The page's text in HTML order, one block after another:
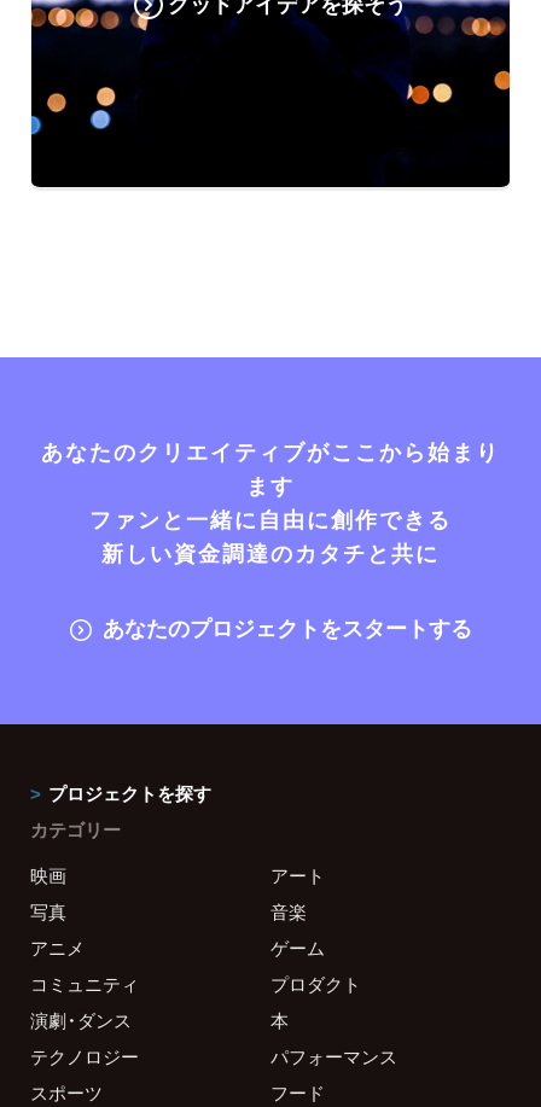
あなたのクリエイティブがここから始まり
ます
ファンと一緒に自由に創作できる
新しい資金調達のカタチと共に
あなたのプロジェクトをスタートする
プロジェクトを探す
カテゴリー
映画
アート
写真
音楽
アニメ
ゲーム
コミュニティ
プロダクト
演劇・ダンス
本
テクノロジー
パフォーマンス
スポーツ
フード